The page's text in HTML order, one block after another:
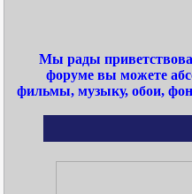
Мы рады
форуме вы можете
фильмы, музыку, обои,